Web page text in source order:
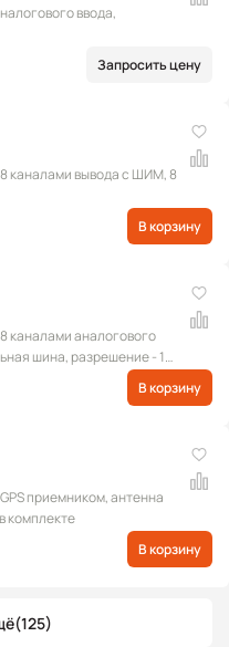
ввода,
Запросить цену
каналами вывода с ШИМ, 8
В корзину
каналами аналогового
шина, разрешение - 12
(Диапазон
+20 мА, +4 ~ +20 мА)
В корзину
приемником, антенна
комплекте
В корзину
(125)